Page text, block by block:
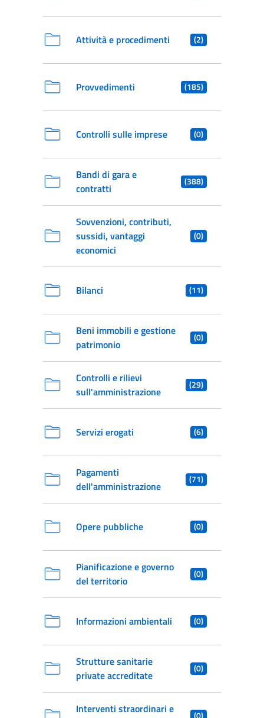
Attività e procedimenti (2)
Provvedimenti (185)
Controlli sulle imprese (0)
Bandi di gara e
contratti
(388)
Sovvenzioni, contributi,
sussidi, vantaggi
economici
(0)
Bilanci (11)
Beni immobili e gestione
patrimonio
(0)
Controlli e rilievi
sull'amministrazione
(29)
Servizi erogati (6)
Pagamenti
dell'amministrazione
(71)
Opere pubbliche (0)
Pianificazione e governo
del territorio
(0)
Informazioni ambientali (0)
Strutture sanitarie
private accreditate
(0)
Interventi straordinari e
(0)